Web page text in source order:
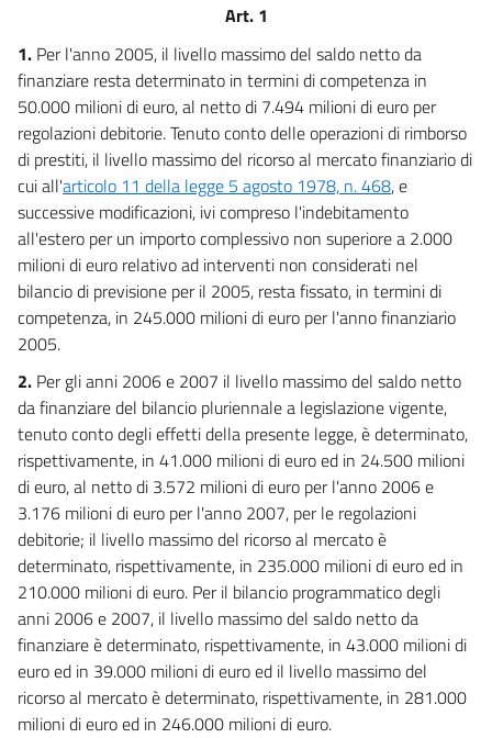
Tabella C
Tabella C
Tabella D
Tabella D
Tabella E
Tabella E
Tabella F
Tabella F
Art. 1
1. Per l'anno 2005, il livello massimo del saldo netto da
finanziare resta determinato in termini di competenza in
50.000 milioni di euro, al netto di 7.494 milioni di euro per
regolazioni debitorie. Tenuto conto delle operazioni di rimborso
di prestiti, il livello massimo del ricorso al mercato finanziario di
cui all'articolo 11 della legge 5 agosto 1978, n. 468, e
successive modificazioni, ivi compreso l'indebitamento
all'estero per un importo complessivo non superiore a 2.000
milioni di euro relativo ad interventi non considerati nel
bilancio di previsione per il 2005, resta fissato, in termini di
competenza, in 245.000 milioni di euro per l'anno finanziario
2005.
2. Per gli anni 2006 e 2007 il livello massimo del saldo netto
da finanziare del bilancio pluriennale a legislazione vigente,
tenuto conto degli effetti della presente legge, è determinato,
rispettivamente, in 41.000 milioni di euro ed in 24.500 milioni
di euro, al netto di 3.572 milioni di euro per l'anno 2006 e
3.176 milioni di euro per l'anno 2007, per le regolazioni
debitorie; il livello massimo del ricorso al mercato è
determinato, rispettivamente, in 235.000 milioni di euro ed in
210.000 milioni di euro. Per il bilancio programmatico degli
anni 2006 e 2007, il livello massimo del saldo netto da
finanziare è determinato, rispettivamente, in 43.000 milioni di
euro ed in 39.000 milioni di euro ed il livello massimo del
ricorso al mercato è determinato, rispettivamente, in 281.000
milioni di euro ed in 246.000 milioni di euro.